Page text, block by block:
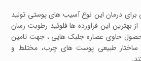
برای درمان این نوع آسیب های پوستی تولید
این فراورده ها فلوئید رطوبت رسان
حاوی عصاره جلبک هایی ، جهت تامین
ساختار طبیعی پوست های چرب، مختلط و